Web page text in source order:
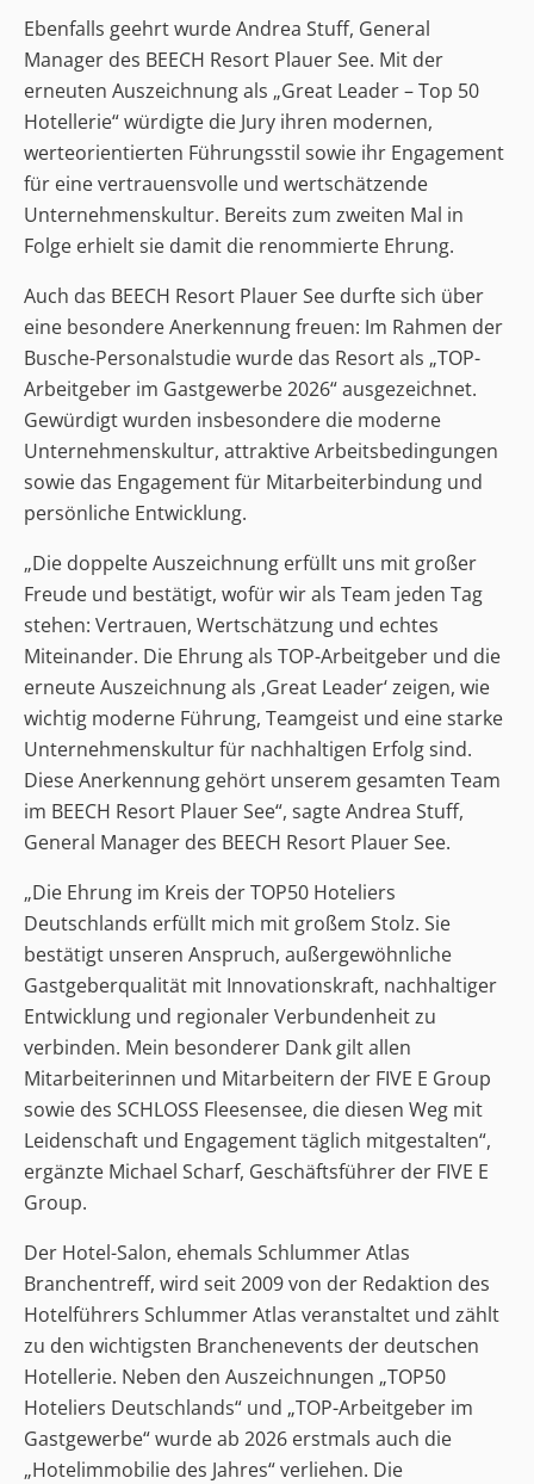
Ebenfalls geehrt wurde Andrea Stuff, General
Manager des BEECH Resort Plauer See. Mit der
erneuten Auszeichnung als „Great Leader – Top 50
Hotellerie“ würdigte die Jury ihren modernen,
werteorientierten Führungsstil sowie ihr Engagement
für eine vertrauensvolle und wertschätzende
Unternehmenskultur. Bereits zum zweiten Mal in
Folge erhielt sie damit die renommierte Ehrung.
Auch das BEECH Resort Plauer See durfte sich über
eine besondere Anerkennung freuen: Im Rahmen der
Busche-Personalstudie wurde das Resort als „TOP-
Arbeitgeber im Gastgewerbe 2026“ ausgezeichnet.
Gewürdigt wurden insbesondere die moderne
Unternehmenskultur, attraktive Arbeitsbedingungen
sowie das Engagement für Mitarbeiterbindung und
persönliche Entwicklung.
„Die doppelte Auszeichnung erfüllt uns mit großer
Freude und bestätigt, wofür wir als Team jeden Tag
stehen: Vertrauen, Wertschätzung und echtes
Miteinander. Die Ehrung als TOP-Arbeitgeber und die
erneute Auszeichnung als ‚Great Leader‘ zeigen, wie
wichtig moderne Führung, Teamgeist und eine starke
Unternehmenskultur für nachhaltigen Erfolg sind.
Diese Anerkennung gehört unserem gesamten Team
im BEECH Resort Plauer See“, sagte Andrea Stuff,
General Manager des BEECH Resort Plauer See.
„Die Ehrung im Kreis der TOP50 Hoteliers
Deutschlands erfüllt mich mit großem Stolz. Sie
bestätigt unseren Anspruch, außergewöhnliche
Gastgeberqualität mit Innovationskraft, nachhaltiger
Entwicklung und regionaler Verbundenheit zu
verbinden. Mein besonderer Dank gilt allen
Mitarbeiterinnen und Mitarbeitern der FIVE E Group
sowie des SCHLOSS Fleesensee, die diesen Weg mit
Leidenschaft und Engagement täglich mitgestalten“,
ergänzte Michael Scharf, Geschäftsführer der FIVE E
Group.
Der Hotel-Salon, ehemals Schlummer Atlas
Branchentreff, wird seit 2009 von der Redaktion des
Hotelführers Schlummer Atlas veranstaltet und zählt
zu den wichtigsten Branchenevents der deutschen
Hotellerie. Neben den Auszeichnungen „TOP50
Hoteliers Deutschlands“ und „TOP-Arbeitgeber im
Gastgewerbe“ wurde ab 2026 erstmals auch die
„Hotelimmobilie des Jahres“ verliehen. Die